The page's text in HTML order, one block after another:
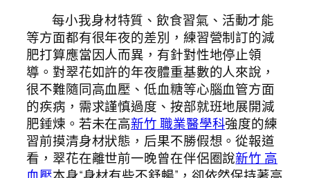
每小我身材特質、飲食習氣、活動才能
等方面都有很年夜的差別，練習營制訂的減
肥打算應當因人而異，有針對性地停止領
導。對翠花如許的年夜體重基數的人來說，
很不難隨同高血壓、低血糖等心腦血管方面
的疾病，需求謹慎過度、按部就班地展開減
肥錘煉。若未在高新竹 職業醫學科強度的練
習前摸清身材狀態，后果不勝假想。從報道
看，翠花在離世前一晚曾在伴侶圈說新竹 高